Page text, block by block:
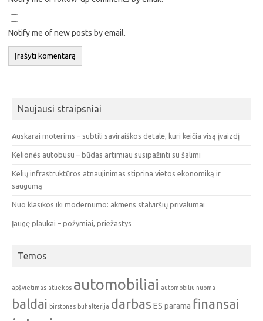
Notify me of new posts by email.
Naujausi straipsniai
Auskarai moterims – subtili saviraiškos detalė, kuri keičia visą įvaizdį
Kelionės autobusu – būdas artimiau susipažinti su šalimi
Kelių infrastruktūros atnaujinimas stiprina vietos ekonomiką ir
saugumą
Nuo klasikos iki modernumo: akmens stalviršių privalumai
Įaugę plaukai – požymiai, priežastys
Temos
apšvietimas atliekos automobiliai automobiliu nuoma
baldai birstonas buhalterija darbas ES parama finansai